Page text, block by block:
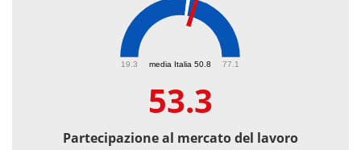
media Italia 50.8
19.3 77.1
53.3
Partecipazione al mercato del lavoro